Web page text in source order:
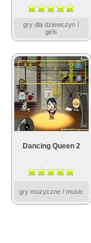
gry dla dziewczyn /
girls
Dancing Queen 2
gry muzyczne / music